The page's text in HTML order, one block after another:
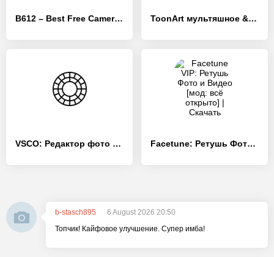
B612 – Best Free Camera & Photo/Video Editor ToonArt мультяшное & арт фото
VSCO: Редактор фото и видео Facetune: Ретушь Фото и Видео
b-stasch895
6 August 2026 20:50
Топчик! Кайфовое улучшение. Супер имба!